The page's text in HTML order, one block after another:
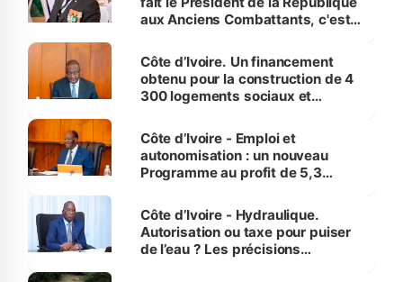
aux Anciens Combattants, c'est
Côte d’Ivoire. Un financement
obtenu pour la construction de 4
300 logements sociaux et
et Yamoussoukro
Côte d’Ivoire - Emploi et
autonomisation : un nouveau
Programme au profit de 5,3
Côte d’Ivoire - Hydraulique.
Autorisation ou taxe pour puiser
de l’eau ? Les précisions